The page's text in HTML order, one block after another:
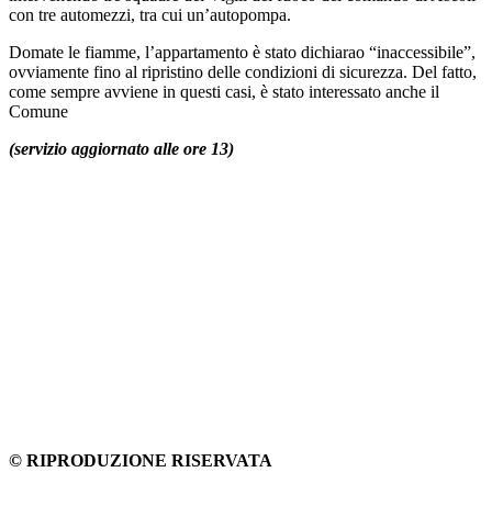
con tre automezzi, tra cui un’autopompa.
Domate le fiamme, l’appartamento è stato dichiarao “inaccessibile”,
ovviamente fino al ripristino delle condizioni di sicurezza. Del fatto,
come sempre avviene in questi casi, è stato interessato anche il
Comune
(servizio aggiornato alle ore 13)
© RIPRODUZIONE RISERVATA